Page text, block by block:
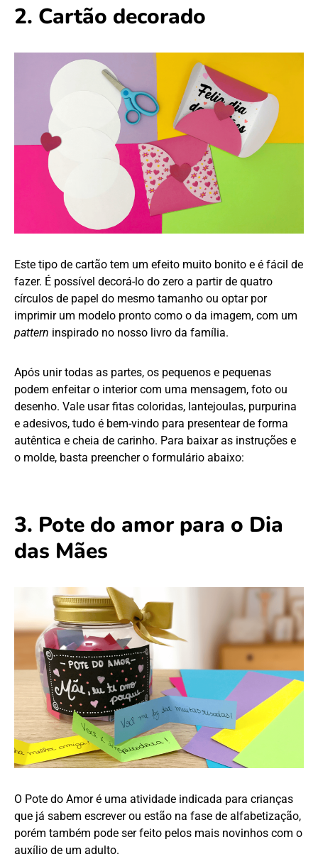
2. Cartão decorado
Este tipo de cartão tem um efeito muito bonito e é fácil de
fazer. É possível decorá-lo do zero a partir de quatro
círculos de papel do mesmo tamanho ou optar por
imprimir um modelo pronto como o da imagem, com um
pattern inspirado no nosso livro da família.
Após unir todas as partes, os pequenos e pequenas
podem enfeitar o interior com uma mensagem, foto ou
desenho. Vale usar fitas coloridas, lantejoulas, purpurina
e adesivos, tudo é bem-vindo para presentear de forma
autêntica e cheia de carinho. Para baixar as instruções e
o molde, basta preencher o formulário abaixo:
3. Pote do amor para o Dia
das Mães
O Pote do Amor é uma atividade indicada para crianças
que já sabem escrever ou estão na fase de alfabetização,
porém também pode ser feito pelos mais novinhos com o
auxílio de um adulto.